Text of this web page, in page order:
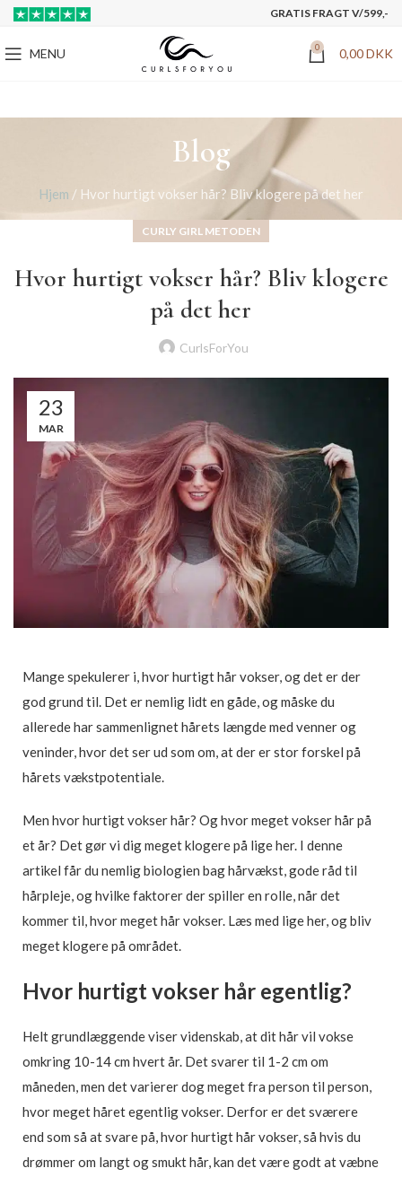
GRATIS FRAGT V/599,-
MENU 0 0,00DKK
Blog
Hjem / Hvor hurtigt vokser hår? Bliv klogere på det her
CURLY GIRL METODEN
Hvor hurtigt vokser hår? Bliv klogere
på det her
CurlsForYou
23
MAR
Mange spekulerer i, hvor hurtigt hår vokser, og det er der
god grund til. Det er nemlig lidt en gåde, og måske du
allerede har sammenlignet hårets længde med venner og
veninder, hvor det ser ud som om, at der er stor forskel på
hårets vækstpotentiale.
Men hvor hurtigt vokser hår? Og hvor meget vokser hår på
et år? Det gør vi dig meget klogere på lige her. I denne
artikel får du nemlig biologien bag hårvækst, gode råd til
hårpleje, og hvilke faktorer der spiller en rolle, når det
kommer til, hvor meget hår vokser. Læs med lige her, og bliv
meget klogere på området.
Hvor hurtigt vokser hår egentlig?
Helt grundlæggende viser videnskab, at dit hår vil vokse
omkring 10-14 cm hvert år. Det svarer til 1-2 cm om
måneden, men det varierer dog meget fra person til person,
hvor meget håret egentlig vokser. Derfor er det sværere
end som så at svare på, hvor hurtigt hår vokser, så hvis du
drømmer om langt og smukt hår, kan det være godt at væbne